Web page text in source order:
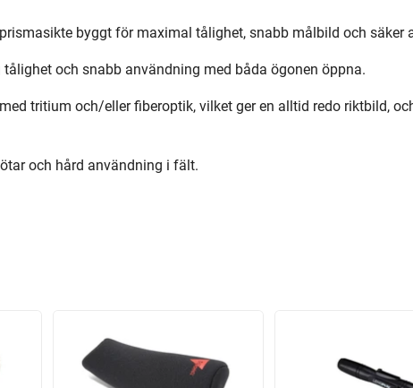
byggt för maximal tålighet, snabb målbild och säker
och snabb användning med båda ögonen öppna.
tritium och/eller fiberoptik, vilket ger en alltid redo riktbild,
och hård användning i fält.